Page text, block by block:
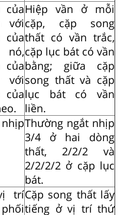
của
với
nó,
với
Hiệp vần ở mỗi
cặp, cặp song
thất có vần trắc,
cặp lục bát có vần
bằng; giữa cặp
song thất và cặp
lục bát có vần
liền.
Thường ngắt nhịp
3/4 ở hai dòng
thất, 2/2/2 và
2/2/2/2 ở cặp lục
bát.
tríCặp song thất lấy
tiếng ở vị trí thứ